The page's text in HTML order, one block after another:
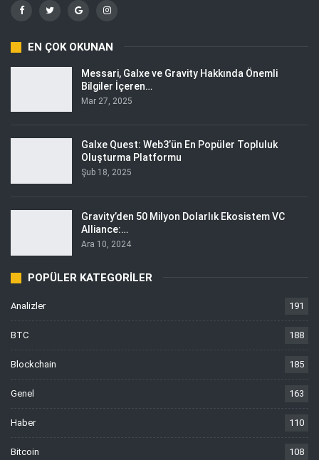
EN ÇOK OKUNAN
Messari, Galxe ve Gravity Hakkında Önemli
Bilgiler İçeren…
Mar 27, 2025
Galxe Quest: Web3’ün En Popüler Topluluk
Oluşturma Platformu
Şub 18, 2025
Gravity’den 50 Milyon Dolarlık Ekosistem VC
Alliance:…
Ara 10, 2024
POPÜLER KATEGORILER
Analizler 191
BTC 188
Blockchain 185
Genel 163
Haber 110
Bitcoin 108